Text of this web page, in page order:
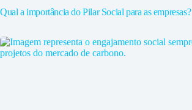
Qual a importância do Pilar Social para as empresas?